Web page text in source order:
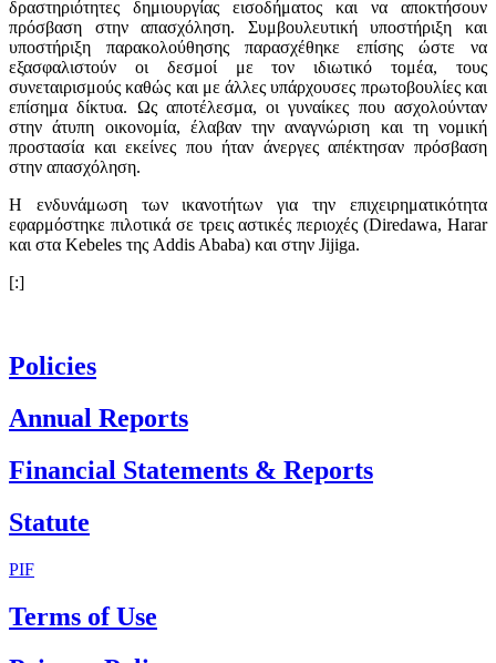
δραστηριότητες δημιουργίας εισοδήματος και να αποκτήσουν
πρόσβαση στην απασχόληση. Συμβουλευτική υποστήριξη και
υποστήριξη παρακολούθησης παρασχέθηκε επίσης ώστε να
εξασφαλιστούν οι δεσμοί με τον ιδιωτικό τομέα, τους
συνεταιρισμούς καθώς και με άλλες υπάρχουσες πρωτοβουλίες και
επίσημα δίκτυα. Ως αποτέλεσμα, οι γυναίκες που ασχολούνταν
στην άτυπη οικονομία, έλαβαν την αναγνώριση και τη νομική
προστασία και εκείνες που ήταν άνεργες απέκτησαν πρόσβαση
στην απασχόληση.
Η ενδυνάμωση των ικανοτήτων για την επιχειρηματικότητα
εφαρμόστηκε πιλοτικά σε τρεις αστικές περιοχές (Diredawa, Harar
και στα Kebeles της Addis Ababa) και στην Jijiga.
[:]
Policies
Annual Reports
Financial Statements & Reports
Statute
PIF
Terms of Use